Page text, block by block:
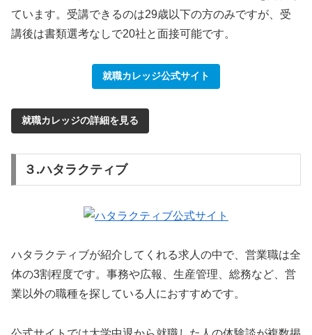
ています。受講できるのは29歳以下の方のみですが、受
講後は書類選考なしで20社と面接可能です。
就職カレッジ公式サイト
就職カレッジの詳細を見る
３.ハタラクティブ
ハタラクティブが紹介してくれる求人の中で、営業職は全
体の3割程度です。事務や広報、生産管理、総務など、営
業以外の職種を探している人におすすめです。